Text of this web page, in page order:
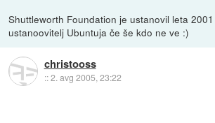
Shuttleworth Foundation je ustanovil leta
ustanoovitelj Ubuntuja če še kdo ne ve :)
christooss
::2. avg 2005, 23:22